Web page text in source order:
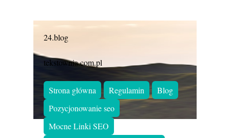
24.blog
tekstownia.com.pl
Strona główna Regulamin
Blog
Pozycjonowanie seo
Mocne Linki SEO